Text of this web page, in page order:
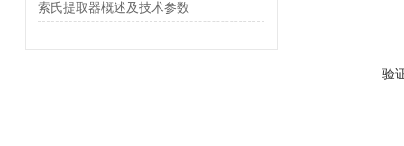
索氏提取器概述及技术参数
验